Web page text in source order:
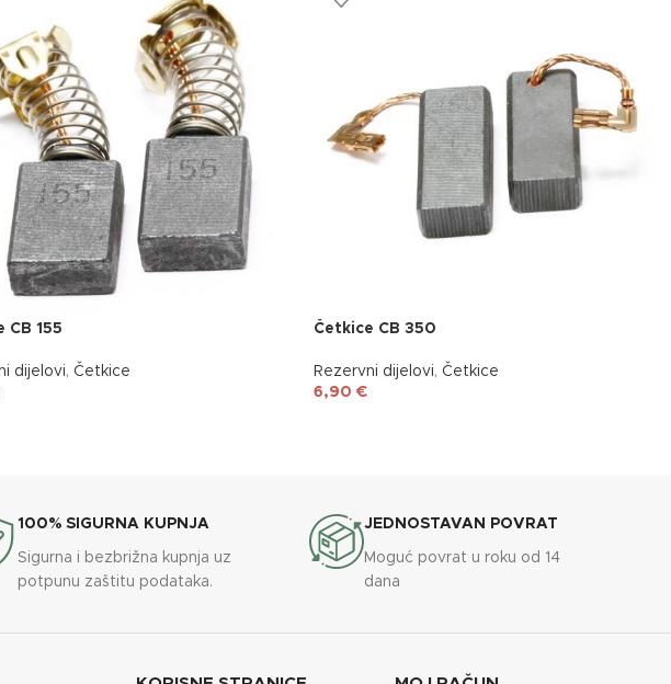
CB 155
dijelovi, Četkice
Četkice CB 350
Rezervni dijelovi, Četkice
6,90 €
100% SIGURNA KUPNJA
Sigurna i bezbrižna kupnja uz
potpunu zaštitu podataka.
JEDNOSTAVAN POVRAT
Moguć povrat u roku od 14
dana